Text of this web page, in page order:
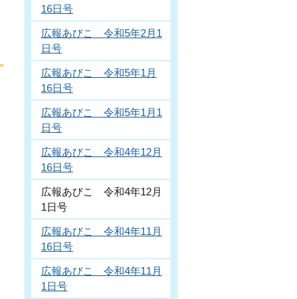
16日号
広報あびこ 令和5年2月1
日号
広報あびこ 令和5年1月
16日号
広報あびこ 令和5年1月1
日号
広報あびこ 令和4年12月
16日号
広報あびこ 令和4年12月
1日号
広報あびこ 令和4年11月
16日号
広報あびこ 令和4年11月
1日号